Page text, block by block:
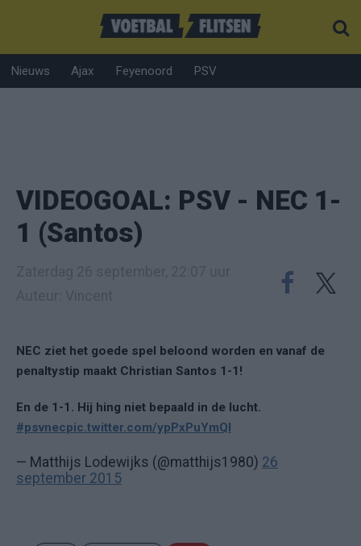
Nieuws Ajax Feyenoord PSV
VIDEOGOAL: PSV - NEC 1-
1 (Santos)
NEC ziet het goede spel beloond worden en vanaf de
penaltystip maakt Christian Santos 1-1!
En de 1-1. Hij hing niet bepaald in de lucht.
#psvnecpic.twitter.com/ypPxPuYmQl
— Matthijs Lodewijks (@matthijs1980) 26
september 2015